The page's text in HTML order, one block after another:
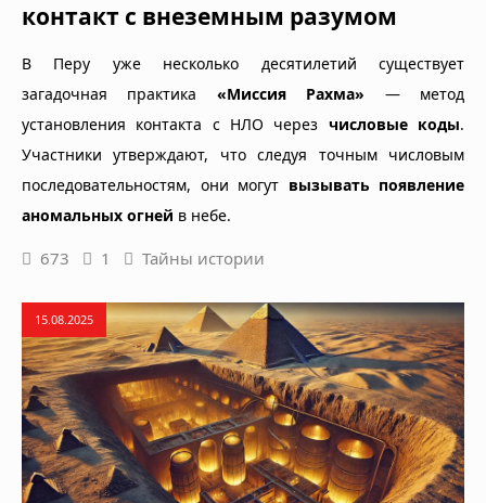
контакт с внеземным разумом
В Перу уже несколько десятилетий существует
загадочная практика «Миссия Рахма» — метод
установления контакта с НЛО через числовые коды.
Участники утверждают, что следуя точным числовым
последовательностям, они могут вызывать появление
аномальных огней в небе.
673 1 Тайны истории
15.08.2025